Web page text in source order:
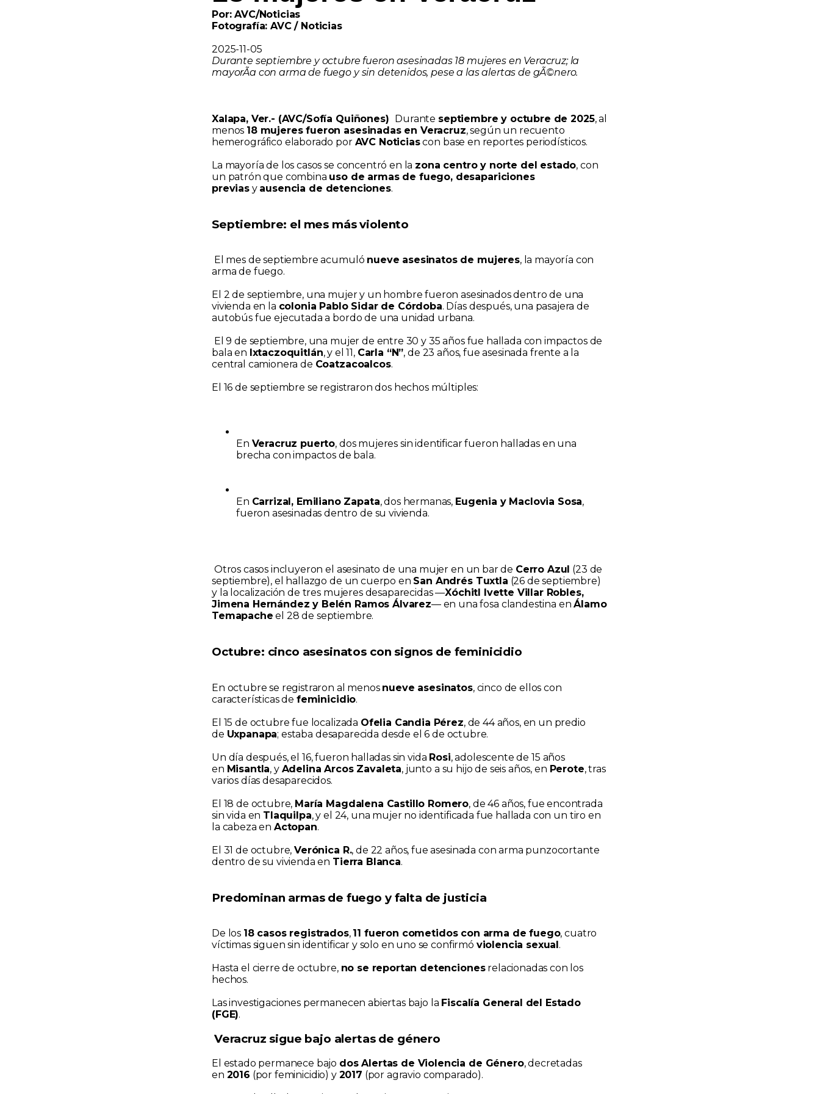
Por: AVC/Noticias
Fotografía: AVC / Noticias
2025-11-05
Durante septiembre y octubre fueron asesinadas 18 mujeres en Veracruz; la
mayorÃ­a con arma de fuego y sin detenidos, pese a las alertas de gÃ©nero.
Xalapa, Ver.- (AVC/Sofía Quiñones) Durante septiembre y octubre de 2025, al
menos 18 mujeres fueron asesinadas en Veracruz, según un recuento
hemerográfico elaborado por AVC Noticiascon base en reportes periodísticos.
La mayoría de los casos se concentró en la zona centro y norte del estado, con
un patrón que combina uso de armas de fuego, desapariciones
previasy ausencia de detenciones.
Septiembre: el mes más violento
El mes de septiembre acumuló nueve asesinatos de mujeres, la mayoría con
arma de fuego.
El 2 de septiembre, una mujer y un hombre fueron asesinados dentro de una
vivienda en la colonia Pablo Sidar de Córdoba. Días después, una pasajera de
autobús fue ejecutada a bordo de una unidad urbana.
El 9 de septiembre, una mujer de entre 30 y 35 años fue hallada con impactos de
bala en Ixtaczoquitlán, y el 11, Carla “N”, de 23 años, fue asesinada frente a la
central camionera de Coatzacoalcos.
El 16 de septiembre se registraron dos hechos múltiples:
En Veracruz puerto, dos mujeres sin identificar fueron halladas en una
brecha con impactos de bala.
En Carrizal, Emiliano Zapata, dos hermanas, Eugenia y Maclovia Sosa,
fueron asesinadas dentro de su vivienda.
Otros casos incluyeron el asesinato de una mujer en un bar de Cerro Azul (23 de
septiembre), el hallazgo de un cuerpo en San Andrés Tuxtla (26 de septiembre)
y la localización de tres mujeres desaparecidas —Xóchitl Ivette Villar Robles,
Jimena Hernández y Belén Ramos Álvarez— en una fosa clandestina enÁlamo
Temapache el 28 de septiembre.
Octubre: cinco asesinatos con signos de feminicidio
En octubre se registraron al menos nueve asesinatos, cinco de ellos con
características de feminicidio.
El 15 de octubre fue localizada Ofelia Candia Pérez, de 44 años, en un predio
de Uxpanapa; estaba desaparecida desde el 6 de octubre.
Un día después, el 16, fueron halladas sin vida Rosi, adolescente de 15 años
en Misantla, y Adelina Arcos Zavaleta, junto a su hijo de seis años, en Perote, tras
varios días desaparecidos.
El 18 de octubre, María Magdalena Castillo Romero, de 46 años, fue encontrada
sin vida en Tlaquilpa, y el 24, una mujer no identificada fue hallada con un tiro en
la cabeza en Actopan.
El 31 de octubre,Verónica R., de 22 años, fue asesinada con arma punzocortante
dentro de su vivienda en Tierra Blanca.
Predominan armas de fuego y falta de justicia
De los 18 casos registrados, 11 fueron cometidos con arma de fuego, cuatro
víctimas siguen sin identificar y solo en uno se confirmó violencia sexual .
Hasta el cierre de octubre, no se reportan detencionesrelacionadas con los
hechos.
Las investigaciones permanecen abiertas bajo la Fiscalía General del Estado
(FGE).
Veracruz sigue bajo alertas de género
El estado permanece bajo dos Alertas de Violencia de Género, decretadas
en 2016 (por feminicidio) y 2017 (por agravio comparado).